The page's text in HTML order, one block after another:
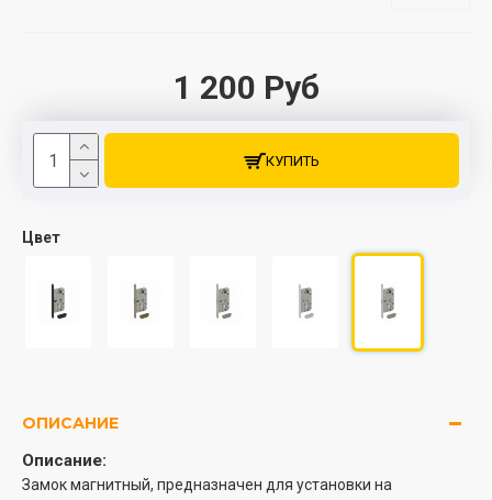
1 200 Руб
Цвет
КУПИТЬ
ОПИСАНИЕ
Описание:
Замок магнитный, предназначен для установки на